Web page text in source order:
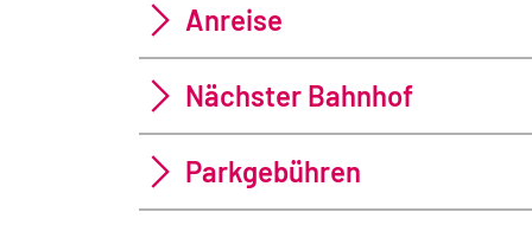
Anreise
Nächster Bahnhof
Parkgebühren